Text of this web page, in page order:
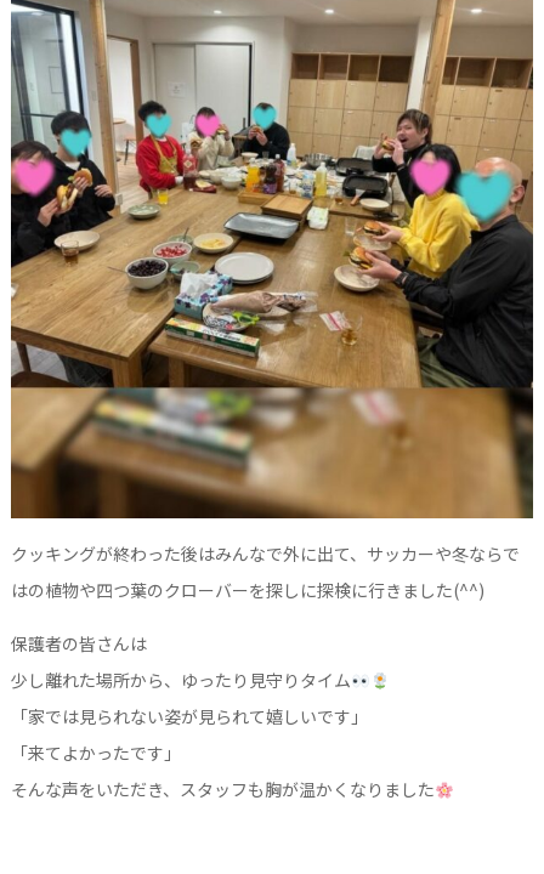
クッキングが終わった後はみんなで外に出て、サッカーや冬ならで
はの植物や四つ葉のクローバーを探しに探検に行きました(^^)
保護者の皆さんは
少し離れた場所から、ゆったり見守りタイム
「家では見られない姿が見られて嬉しいです」
「来てよかったです」
そんな声をいただき、スタッフも胸が温かくなりました